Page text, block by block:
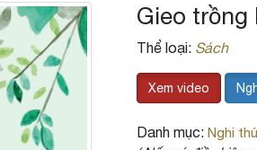
Gieo trồng
Thể loại: Sách
Xem video
Danh mục: Nghi